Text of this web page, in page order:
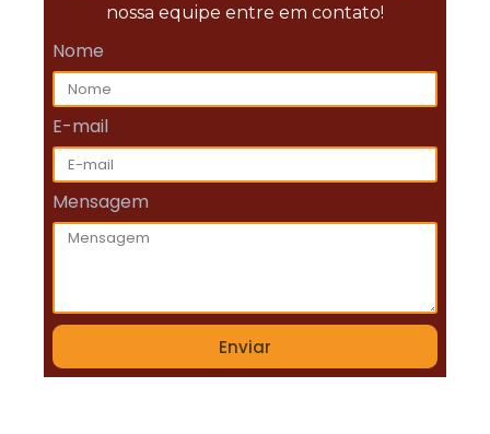
nossa equipe entre em contato!
Nome
E-mail
Mensagem
Enviar